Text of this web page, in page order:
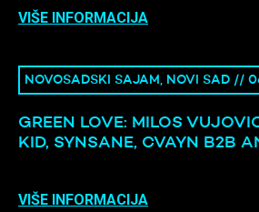
VIŠE INFORMACIJA
NOVOSADSKI SAJAM, NOVI SAD //
GREEN LOVE: MILOS
KID, SYNSANE, CVAYN B2B
VIŠE INFORMACIJA